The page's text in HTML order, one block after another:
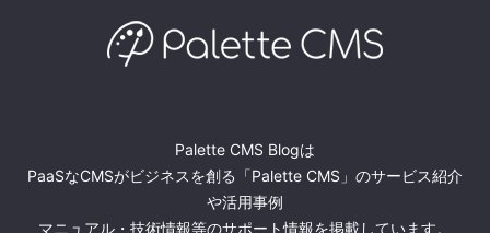
Palette CMS Blogは
PaaSなCMSがビジネスを創る「Palette CMS」のサービス紹介
や活用事例
マニュアル・技術情報等のサポート情報を掲載しています。